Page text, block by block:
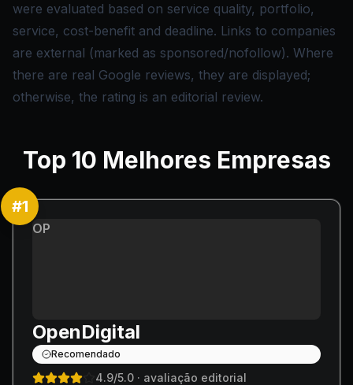
were evaluated based on service quality, portfolio,
service, cost-benefit and deadline. Links to companies
are external (marked as sponsored/nofollow). Where
there are real Google reviews, they are displayed;
otherwise, the rating is an editorial review.
Top 10 Melhores Empresas
#1
OP
OpenDigital
Recomendado
4.9/5.0 · avaliação editorial